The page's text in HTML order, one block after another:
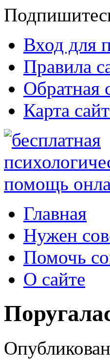
Вход для
Правила
Обратная
Карта
Главная
Нужен
Помочь
О сайте